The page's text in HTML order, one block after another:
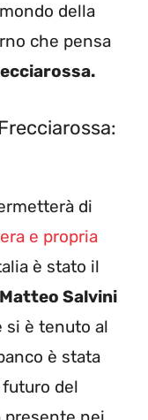
della
che pensa
di
e propria
è stato il
Matteo Salvini
si è tenuto al
è stata
del